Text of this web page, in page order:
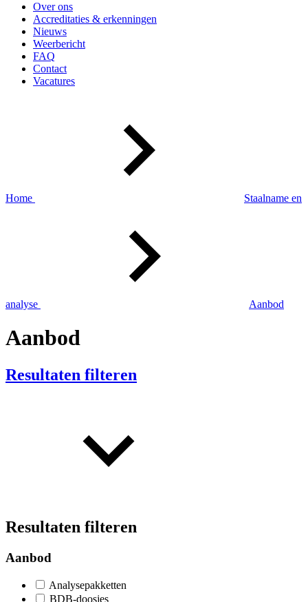
Over ons
Accreditaties & erkenningen
Nieuws
Weerbericht
FAQ
Contact
Vacatures
Home Staalname en
analyse Aanbod
Aanbod
Resultaten filteren
Resultaten filteren
Aanbod
Analysepakketten
BDB-doosjes